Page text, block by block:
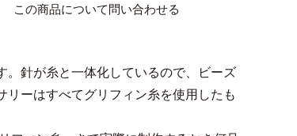
この商品について問い合わせる
。針が糸と一体化しているので、ビーズ
ーはすべてグリフィン糸を使用したも